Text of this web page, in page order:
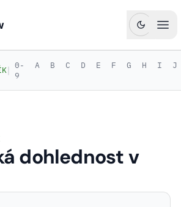
letecká analytika
| 0-
9
A B C D E F G H I J
dohlednost v